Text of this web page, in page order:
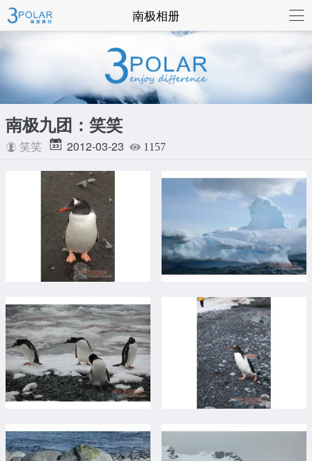
南极相册
南极九团：笑笑
笑笑 2012-03-23 1157
联系我们